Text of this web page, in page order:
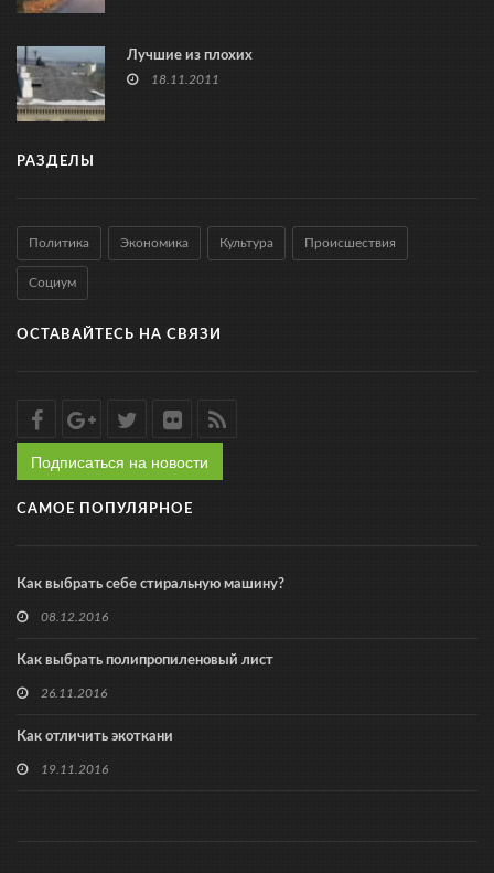
Лучшие из плохих
18.11.2011
РАЗДЕЛЫ
Политика Экономика Культура Происшествия
Социум
ОСТАВАЙТЕСЬ НА СВЯЗИ
Подписаться на новости
САМОЕ ПОПУЛЯРНОЕ
Как выбрать себе стиральную машину?
08.12.2016
Как выбрать полипропиленовый лист
26.11.2016
Как отличить экоткани
19.11.2016